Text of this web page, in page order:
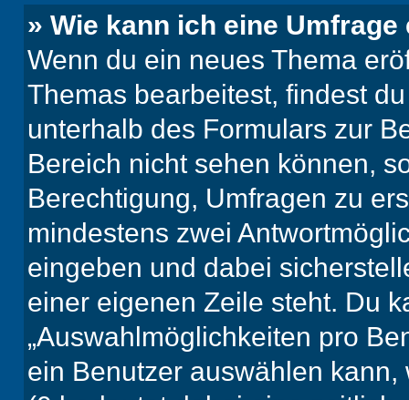
» Wie kann ich eine
Wenn du ein neues Thema
Themas bearbeitest, findest
unterhalb des Formulars zur
Bereich nicht sehen können,
Berechtigung, Umfragen zu
mindestens zwei
eingeben und dabei
einer eigenen Zeile steht. Du
„Auswahlmöglichkeiten pro
ein Benutzer auswählen